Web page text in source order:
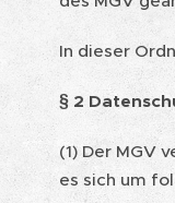
In dieser
§ 2
(1) Der MGV
es sich um